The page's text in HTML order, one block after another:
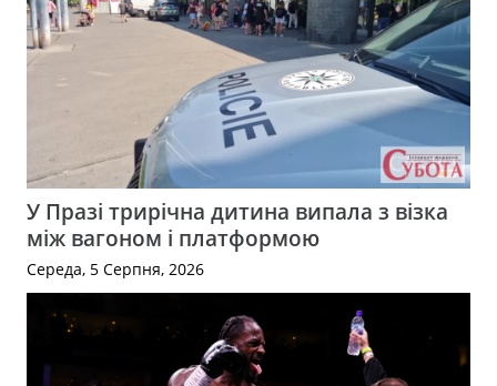
У Празі трирічна дитина випала з візка
між вагоном і платформою
Середа, 5 Серпня, 2026